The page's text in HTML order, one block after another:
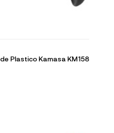
Plastico Kamasa KM158